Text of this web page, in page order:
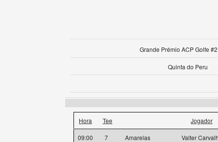
Grande Prémio ACP Golfe
Quinta do Peru
Hora Tee Jogador
09:00 7 Amarelas
Valter